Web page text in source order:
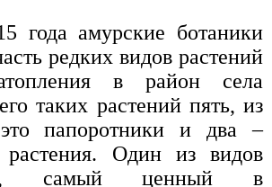
года амурские ботаники
редких видов растений
в район села
таких растений пять, из
папоротники и два –
растения. Один из видов
самый ценный в